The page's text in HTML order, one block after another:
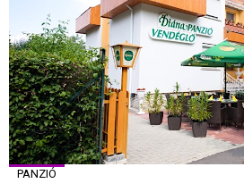
PANZIÓ